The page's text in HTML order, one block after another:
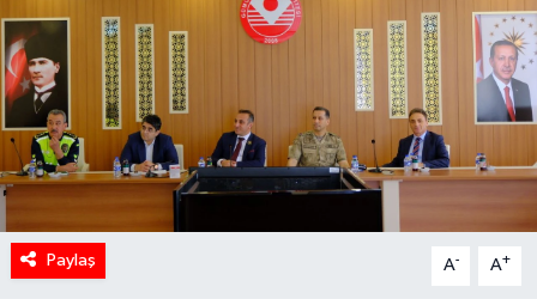
Paylaş A- A+